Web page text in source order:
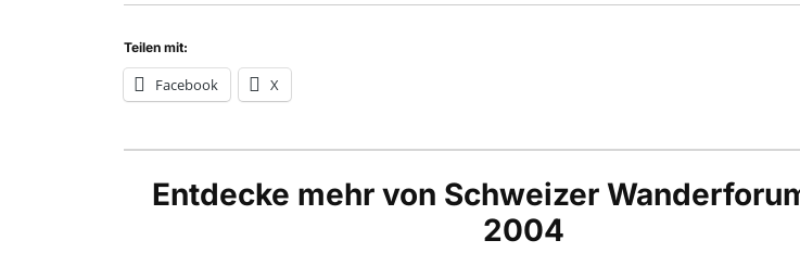
Teilen mit:
Facebook X
Entdecke mehr von Schweizer
2004